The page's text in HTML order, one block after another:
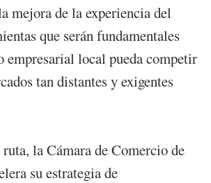
mejora de la experiencia del
que serán fundamentales
empresarial local pueda competir
tan distantes y exigentes
la Cámara de Comercio de
su estrategia de